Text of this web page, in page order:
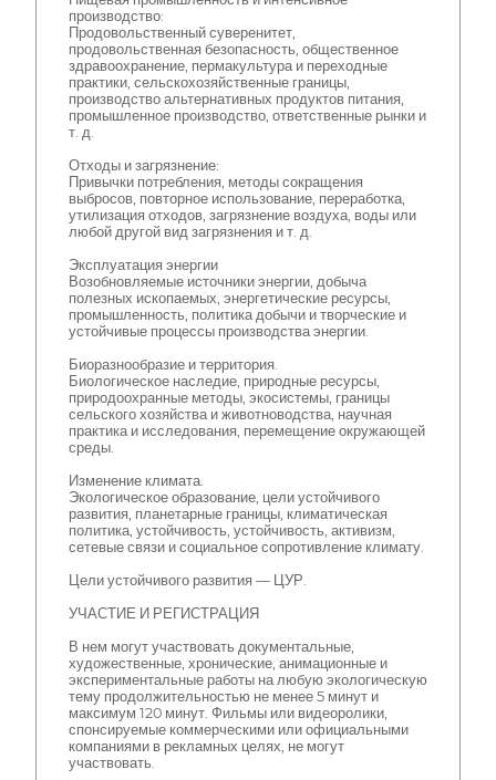
производство:
Продовольственный суверенитет,
продовольственная безопасность, общественное
здравоохранение, пермакультура и переходные
практики, сельскохозяйственные границы,
производство альтернативных продуктов питания,
промышленное производство, ответственные рынки и
т. д.
Отходы и загрязнение:
Привычки потребления, методы сокращения
выбросов, повторное использование, переработка,
утилизация отходов, загрязнение воздуха, воды или
любой другой вид загрязнения и т. д.
Эксплуатация энергии
Возобновляемые источники энергии, добыча
полезных ископаемых, энергетические ресурсы,
промышленность, политика добычи и творческие и
устойчивые процессы производства энергии.
Биоразнообразие и территория.
Биологическое наследие, природные ресурсы,
природоохранные методы, экосистемы, границы
сельского хозяйства и животноводства, научная
практика и исследования, перемещение окружающей
среды.
Изменение климата.
Экологическое образование, цели устойчивого
развития, планетарные границы, климатическая
политика, устойчивость, устойчивость, активизм,
сетевые связи и социальное сопротивление климату.
Цели устойчивого развития — ЦУР.
УЧАСТИЕ И РЕГИСТРАЦИЯ
В нем могут участвовать документальные,
художественные, хронические, анимационные и
экспериментальные работы на любую экологическую
тему продолжительностью не менее 5 минут и
максимум 120 минут. Фильмы или видеоролики,
спонсируемые коммерческими или официальными
компаниями в рекламных целях, не могут
участвовать.